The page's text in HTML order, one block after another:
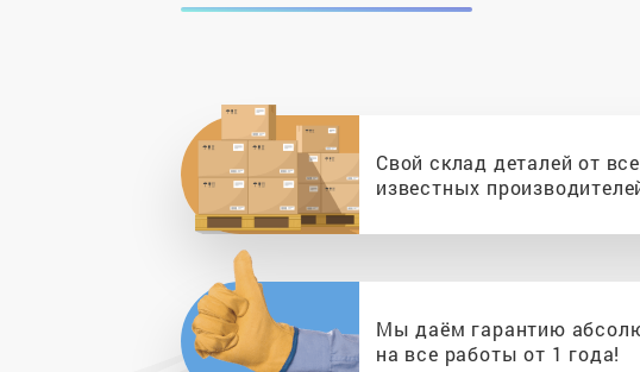
Свой склад деталей от
известных
Мы даём гарантию
на все работы от 1 года!